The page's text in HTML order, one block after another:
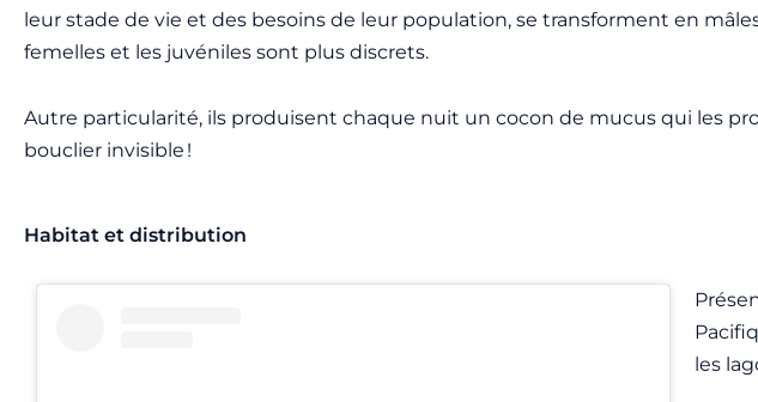
leur stade de vie et des besoins de leur population, se transforment en
femelles et les juvéniles sont plus discrets.
Autre particularité, ils produisent chaque nuit un cocon de mucus qui les
bouclier invisible !
Habitat et distribution
les